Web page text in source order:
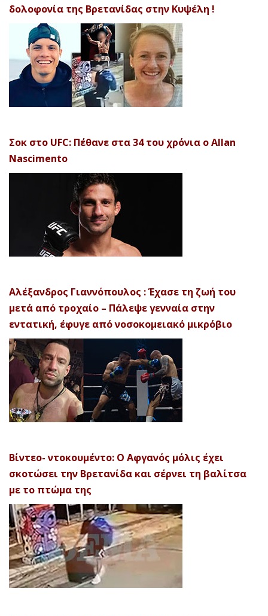
δολοφονία της Βρετανίδας στην Κυψέλη !
Σοκ στο UFC: Πέθανε στα 34 του χρόνια ο Allan
Nascimento
Αλέξανδρος Γιαννόπουλος : Έχασε τη ζωή του
μετά από τροχαίο – Πάλεψε γενναία στην
εντατική, έφυγε από νοσοκομειακό μικρόβιο
Βίντεο- ντοκουμέντο: Ο Αφγανός μόλις έχει
σκοτώσει την Βρετανίδα και σέρνει τη βαλίτσα
με το πτώμα της